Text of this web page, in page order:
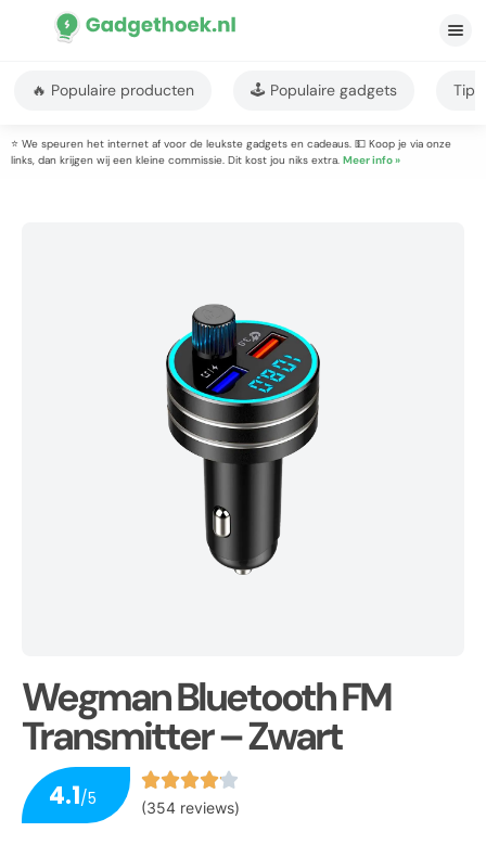
🔥 Populaire producten 🕹️ Populaire gadgets
⭐ We speuren het internet af voor de leukste gadgets en cadeaus. 💵 Koop je via onze
links, dan krijgen wij een kleine commissie. Dit kost jou niks extra. Meer info »
Wegman Bluetooth FM
Transmitter – Zwart
4.1/5 (354 reviews)